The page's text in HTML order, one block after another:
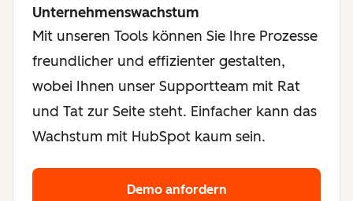
Unternehmenswachstum
Mit unseren Tools können Sie Ihre Prozesse
freundlicher und effizienter gestalten,
wobei Ihnen unser Supportteam mit Rat
und Tat zur Seite steht. Einfacher kann das
Wachstum mit HubSpot kaum sein.
Demo anfordern